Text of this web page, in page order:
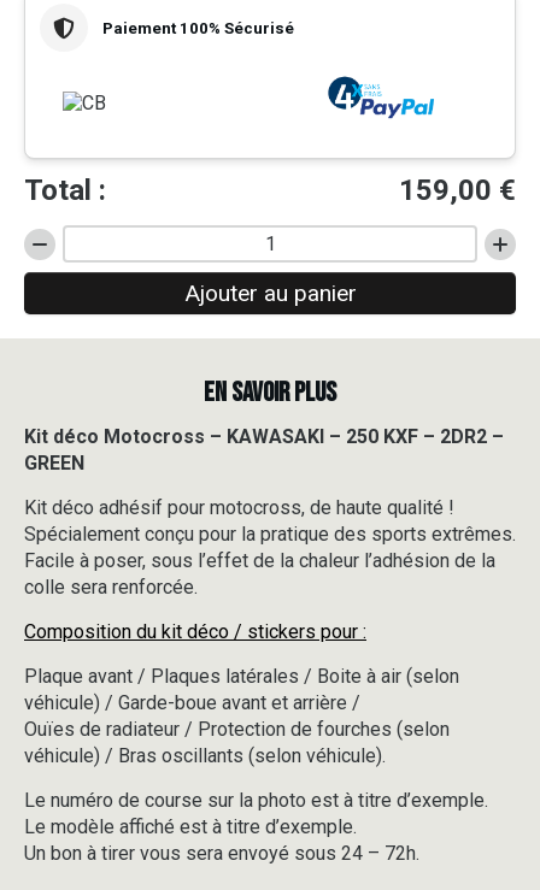
Paiement 100% Sécurisé
Total : 159,00 €
quantité
de
Motocross
250
KXF
2DR2
-
GREEN
Ajouter au panier
EN SAVOIR PLUS
Kit déco Motocross – KAWASAKI – 250 KXF – 2DR2 –
GREEN
Kit déco adhésif pour motocross, de haute qualité !
Spécialement conçu pour la pratique des sports extrêmes.
Facile à poser, sous l’effet de la chaleur l’adhésion de la
colle sera renforcée.
Composition du kit déco / stickers pour :
Plaque avant / Plaques latérales / Boite à air (selon
véhicule) / Garde-boue avant et arrière /
Ouïes de radiateur / Protection de fourches (selon
véhicule) / Bras oscillants (selon véhicule).
Le numéro de course sur la photo est à titre d’exemple.
Le modèle affiché est à titre d’exemple.
Un bon à tirer vous sera envoyé sous 24 – 72h.